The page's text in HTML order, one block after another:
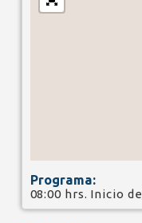
Programa:
08:00 hrs. Inicio